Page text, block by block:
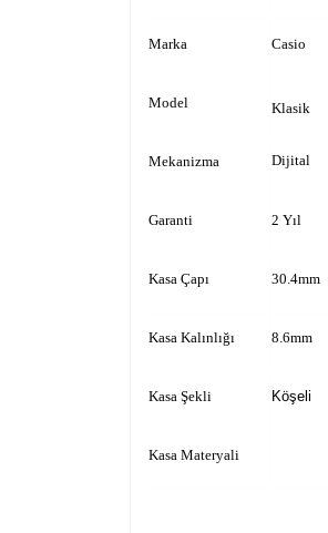
Marka Casio
Model Klasik
Mekanizma Dijital
Garanti 2 Yıl
Kasa Çapı 30.4mm
Kasa Kalınlığı 8.6mm
Kasa Şekli Köşeli
Kasa Materyali